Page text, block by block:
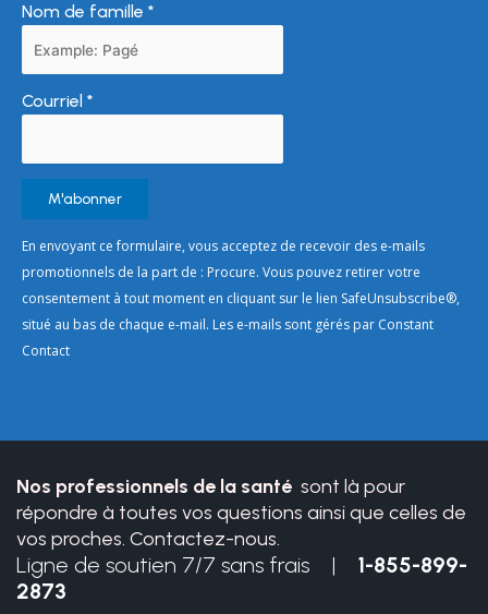
Nom de famille *
Courriel *
Constant
Contact
Use.
Please
leave
En envoyant ce formulaire, vous acceptez de recevoir des e-mails
promotionnels de la part de : Procure. Vous pouvez retirer votre
consentement à tout moment en cliquant sur le lien SafeUnsubscribe®,
situé au bas de chaque e-mail. Les e-mails sont gérés par Constant
Contact
Nos professionnels de la santé sont là pour
répondre à toutes vos questions ainsi que celles de
vos proches. Contactez-nous.
Ligne de soutien 7/7 sans frais | 1-855-899-
2873